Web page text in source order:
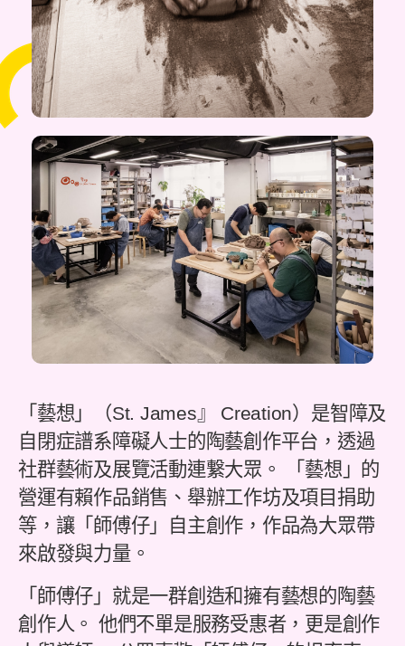
「藝想」（St. James』 Creation）是智障及
自閉症譜系障礙人士的陶藝創作平台，透過
社群藝術及展覽活動連繋大眾。 「藝想」的
營運有賴作品銷售、舉辦工作坊及項目捐助
等，讓「師傅仔」自主創作，作品為大眾帶
來啟發與力量。
「師傅仔」就是一群創造和擁有藝想的陶藝
創作人。 他們不單是服務受惠者，更是創作